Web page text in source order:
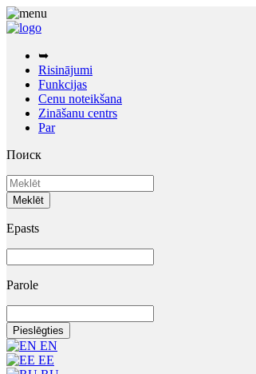
➥
Risinājumi
Funkcijas
Cenu noteikšana
Zināšanu centrs
Par
Поиск
Epasts
Parole
EN
EE